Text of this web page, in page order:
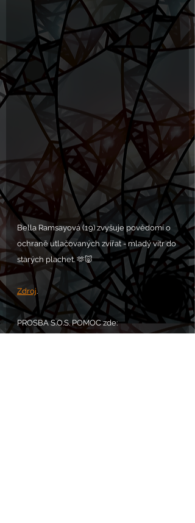
Bella Ramsayová (19) zvyšuje povědomí o
ochraně utlačovaných zvířat - mladý vítr do
starých plachet. 🫶🐷
Zdroj.
PROSBA S.O.S. POMOC zde: